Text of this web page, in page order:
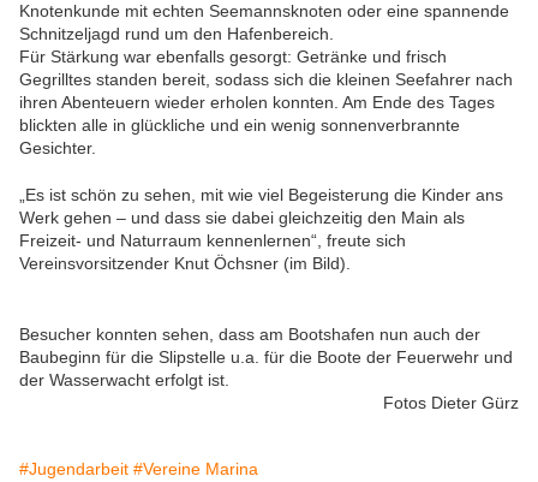
Knotenkunde mit echten Seemannsknoten oder eine spannende
Schnitzeljagd rund um den Hafenbereich.
Für Stärkung war ebenfalls gesorgt: Getränke und frisch
Gegrilltes standen bereit, sodass sich die kleinen Seefahrer nach
ihren Abenteuern wieder erholen konnten. Am Ende des Tages
blickten alle in glückliche und ein wenig sonnenverbrannte
Gesichter.
„Es ist schön zu sehen, mit wie viel Begeisterung die Kinder ans
Werk gehen – und dass sie dabei gleichzeitig den Main als
Freizeit- und Naturraum kennenlernen“, freute sich
Vereinsvorsitzender Knut Öchsner (im Bild).
Besucher konnten sehen, dass am Bootshafen nun auch der
Baubeginn für die Slipstelle u.a. für die Boote der Feuerwehr und
der Wasserwacht erfolgt ist.
Fotos Dieter Gürz
#Jugendarbeit #Vereine Marina